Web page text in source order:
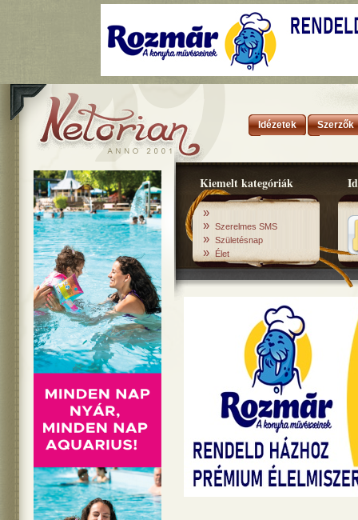
Idézetek Szerzők
Kiemelt kategóriák
»
» Szerelmes SMS
» Születésnap
» Élet